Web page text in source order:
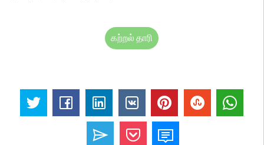
கற்றல் தாரி